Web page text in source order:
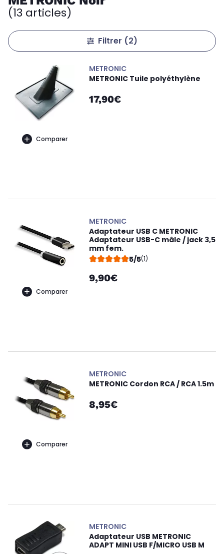
(13 articles)
Filtrer (2)
Comparer
METRONIC
METRONIC Tuile polyéthylène
17,90€
Comparer
METRONIC
Adaptateur USB C METRONIC
Adaptateur USB-C mâle / jack 3,5
mm fem.
5/5(1)
9,90€
Comparer
METRONIC
METRONIC Cordon RCA / RCA 1.5m
8,95€
METRONIC
Adaptateur USB METRONIC
ADAPT MINI USB F/MICRO USB M